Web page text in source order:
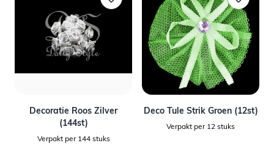
Decoratie Roos Zilver
(144st)
Verpakt per 144 stuks
Deco Tule Strik Groen (12st)
Verpakt per 12 stuks